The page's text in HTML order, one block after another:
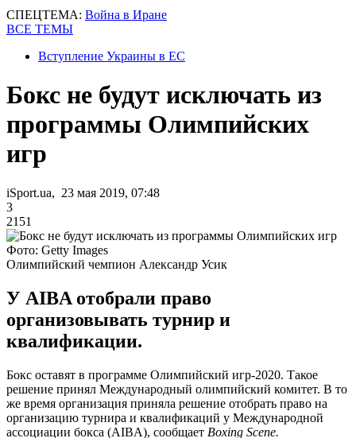
СПЕЦТЕМА: Война в Иране
ВСЕ ТЕМЫ
Вступление Украины в ЕС
Бокс не будут исключать из
программы Олимпийских
игр
iSport.ua, 23 мая 2019, 07:48
3
2151
Фото: Getty Images
Олимпийский чемпион Александр Усик
У AIBA отобрали право
организовывать турнир и
квалификации.
Бокс оставят в программе Олимпийский игр-2020. Такое
решение принял Международный олимпийский комитет. В то
же время организация приняла решение отобрать право на
организацию турнира и квалификаций у Международной
ассоциации бокса (AIBA), сообщает Boxing Scene.